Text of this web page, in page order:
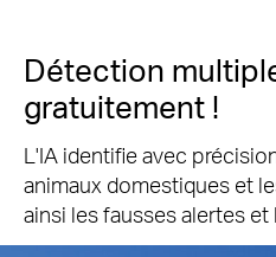
Détection
gratuitement !
L'IA identifie avec
animaux domestiques et
ainsi les fausses alertes